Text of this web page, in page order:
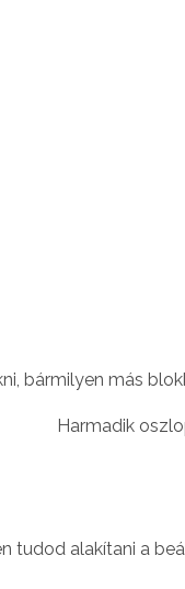
bármilyen más
Harmadik
tudod alakítani a